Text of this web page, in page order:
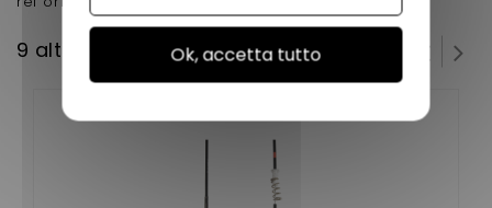
9 altri prodotti della stessa categoria:
Ok, accetta tutto